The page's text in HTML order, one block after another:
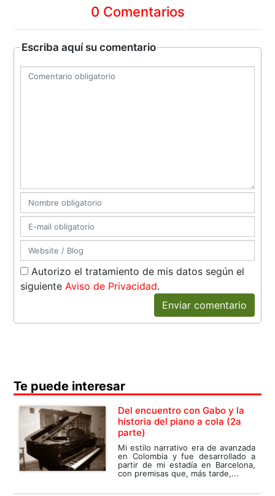
0 Comentarios
Escriba aquí su comentario
Autorizo el tratamiento de mis datos según el
siguienteAviso de Privacidad.
Enviar comentario
Te puede interesar
Del encuentro con Gabo y la
historia del piano a cola (2a
parte)
Mi estilo narrativo era de avanzada
en Colombia y fue desarrollado a
partir de mi estadía en Barcelona,
con premisas que, más tarde,...